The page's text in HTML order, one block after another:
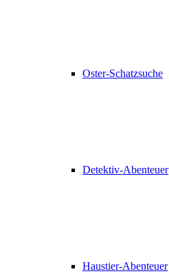
Oster-Schatzsuche
Detektiv-Abenteuer
Haustier-Abenteuer